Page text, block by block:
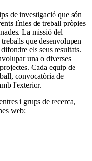
de investigació que són
línies de treball pròpies
La missió del
que desenvolupen
els seus resultats.
una o diverses
Cada equip de
convocatòria de
l'exterior.
i grups de recerca,
web: